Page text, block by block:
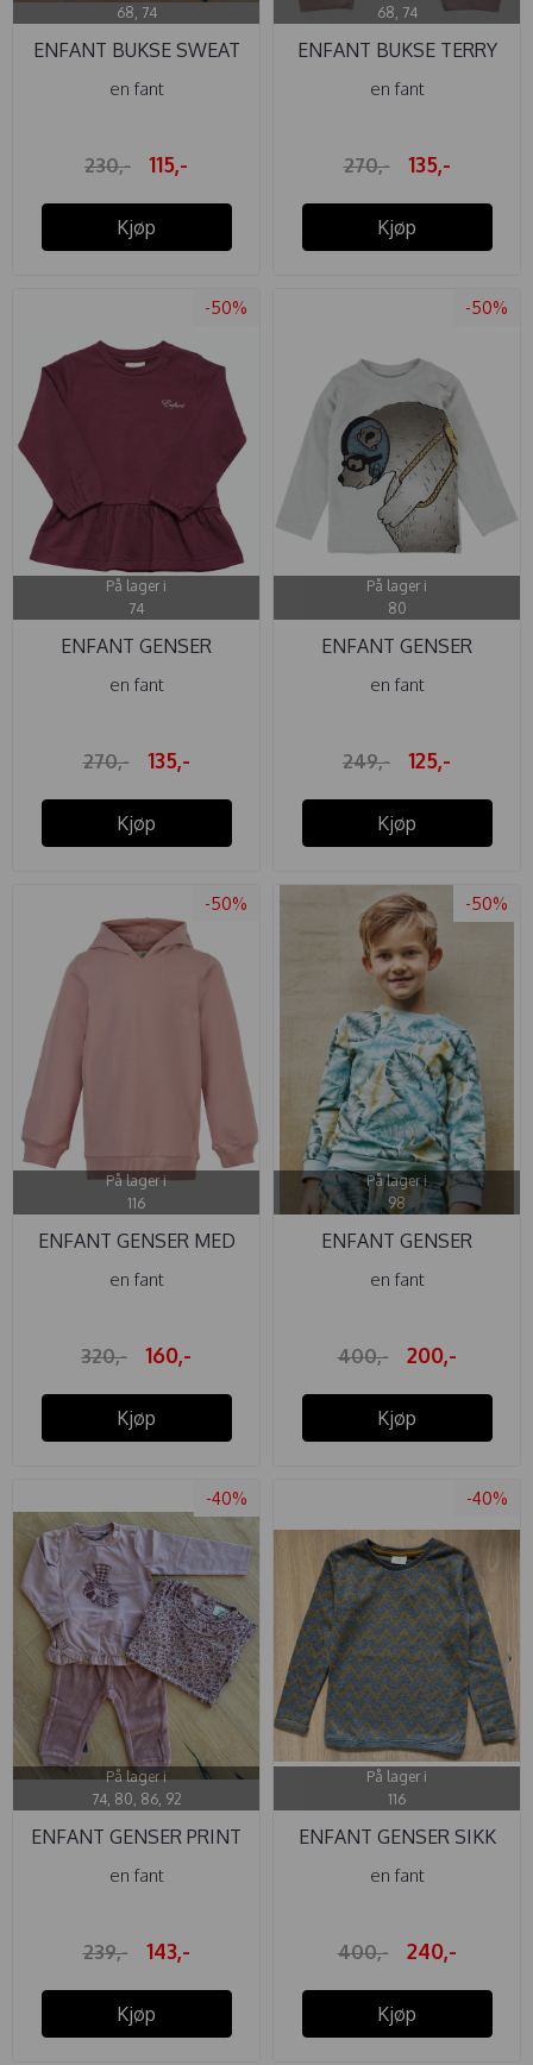
68, 74
ENFANT BUKSE SWEAT
BURNT ...
en fant
230,- 115,-
Kjøp
68, 74
ENFANT BUKSE TERRY
WOODROSE
en fant
270,- 135,-
Kjøp
-50%
På lager i
74
ENFANT GENSER
BAMBUS VINEYARD ...
en fant
270,- 135,-
Kjøp
-50%
På lager i
80
ENFANT GENSER
FORREST ISBJØRN ...
en fant
249,- 125,-
Kjøp
-50%
På lager i
116
ENFANT GENSER MED
HETTE MISTY ...
en fant
320,- 160,-
Kjøp
-50%
På lager i
98
ENFANT GENSER
MONSTERA GRAY ...
en fant
400,- 200,-
Kjøp
-40%
På lager i
74, 80, 86, 92
ENFANT GENSER PRINT
WOODROSE
en fant
239,- 143,-
Kjøp
-40%
På lager i
116
ENFANT GENSER SIKK
SAKK GRÅ
en fant
400,- 240,-
Kjøp